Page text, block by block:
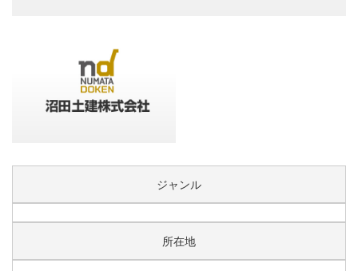
ジャンル
所在地